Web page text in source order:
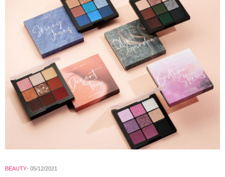
BEAUTY 05/12/2021